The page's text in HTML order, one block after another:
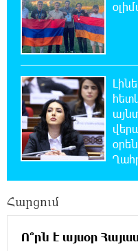
19:07:40 6-08-
Հայաստանի
հազարով
18:49:45 6-08-
Իսրայելի
և պահեստների վրա
տրանսֆերի վերաբերյալ
Հարցում
Ո՞րն է այսօր